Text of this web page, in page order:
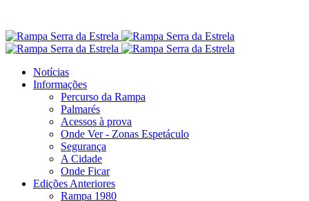
Notícias
Informações
Percurso da Rampa
Palmarés
Acessos à prova
Onde Ver - Zonas Espetáculo
Segurança
A Cidade
Onde Ficar
Edições Anteriores
Rampa 1980